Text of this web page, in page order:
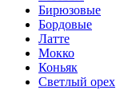
Бирюзовые
Бордовые
Латте
Мокко
Коньяк
Светлый орех